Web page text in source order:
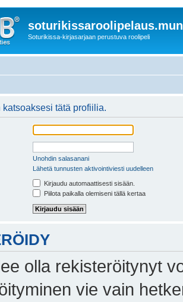
Soturikissa-kirjasarjaan perustuva roolipeli
tätä profiilia.
Unohdin salasanani
Lähetä tunnusten aktivointiviesti uudelleen
Kirjaudu automaattisesti sisään.
Piilota paikalla olemiseni tällä kertaa
olla rekisteröitynyt
vie vain